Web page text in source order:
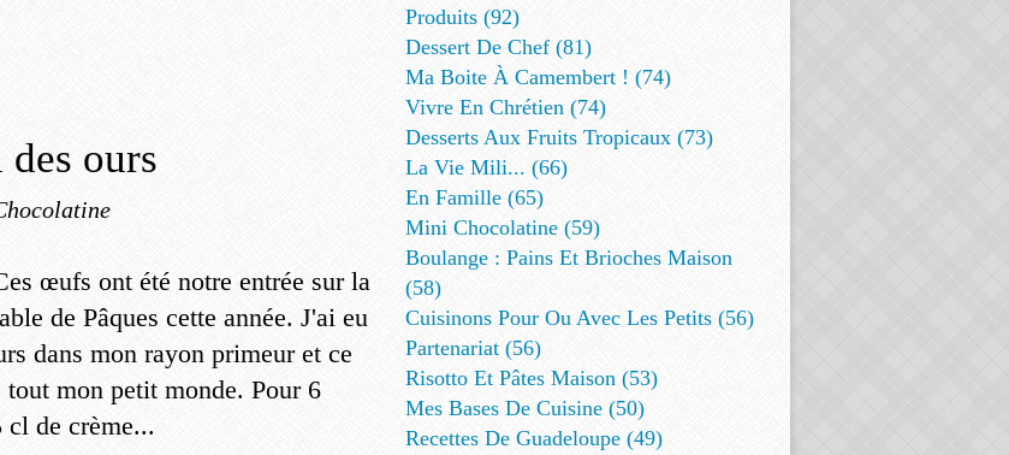
ours
œufs ont été notre entrée sur la
de Pâques cette année. J'ai eu
dans mon rayon primeur et ce
mon petit monde. Pour 6
cl de crème...
Produits (92)
Dessert De Chef (81)
Ma Boite À Camembert ! (74)
Vivre En Chrétien (74)
Desserts Aux Fruits Tropicaux (73)
La Vie Mili... (66)
En Famille (65)
Mini Chocolatine (59)
Boulange : Pains Et Brioches Maison
(58)
Cuisinons Pour Ou Avec Les Petits (56)
Partenariat (56)
Risotto Et Pâtes Maison (53)
Mes Bases De Cuisine (50)
Recettes De Guadeloupe (49)